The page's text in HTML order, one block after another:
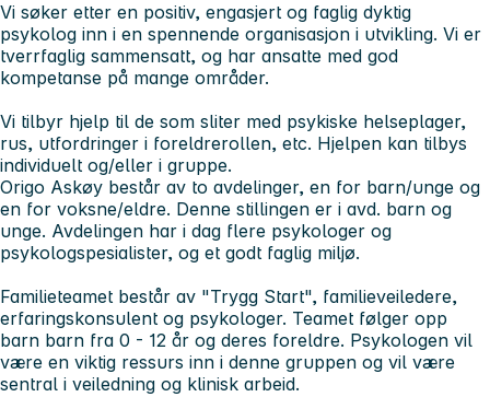
Vi søker etter en positiv, engasjert og faglig dyktig
psykolog inn i en spennende organisasjon i utvikling. Vi er
tverrfaglig sammensatt, og har ansatte med god
kompetanse på mange områder.
Vi tilbyr hjelp til de som sliter med psykiske helseplager,
rus, utfordringer i foreldrerollen, etc. Hjelpen kan tilbys
individuelt og/eller i gruppe.
Origo Askøy består av to avdelinger, en for barn/unge og
en for voksne/eldre. Denne stillingen er i avd. barn og
unge. Avdelingen har i dag flere psykologer og
psykologspesialister, og et godt faglig miljø.
Familieteamet består av "Trygg Start", familieveiledere,
erfaringskonsulent og psykologer. Teamet følger opp
barn barn fra 0 - 12 år og deres foreldre. Psykologen vil
være en viktig ressurs inn i denne gruppen og vil være
sentral i veiledning og klinisk arbeid.